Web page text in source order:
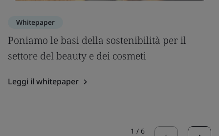
Whitepaper
Poniamo le basi della sostenibilità per il
settore del beauty e dei cosmeti
Leggi il whitepaper
1 / 6